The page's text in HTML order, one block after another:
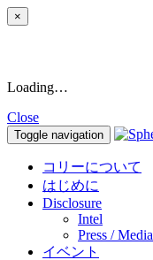
×
Loading…
Close
Toggle navigation
コリーについて
はじめに
Disclosure
Intel
Press / Media
イベント